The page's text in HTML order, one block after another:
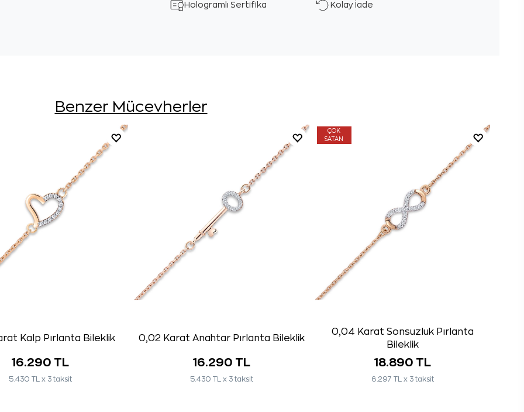
Hologramlı Sertifika Kolay İade
Benzer Mücevherler
Kalp Pırlanta Bileklik
16.290 TL
5.430 TL x 3 taksit
0,02 Karat Anahtar Pırlanta Bileklik
16.290 TL
5.430 TL x 3 taksit
ÇOK
SATAN
0,04 Karat Sonsuzluk Pırlanta
Bileklik
18.890 TL
6.297 TL x 3 taksit